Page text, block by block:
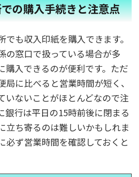
の購入手続きと注意点
も収入印紙を購入できます。
の窓口で扱っている場合が多
購入できるのが便利です。ただ
局に比べると営業時間が短く、
いないことがほとんどなので注
銀行は平日の15時前後に閉まる
立ち寄るのは難しいかもしれま
必ず営業時間を確認しておくと